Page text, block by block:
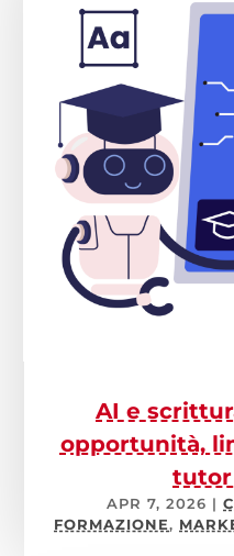
AI e
opportunità,
tutor
APR 7, 2026 |
FORMAZIONE,